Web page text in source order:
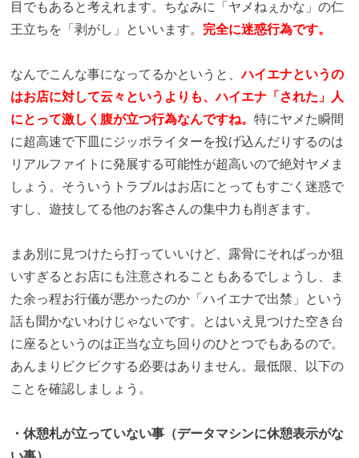
目でもあると考えれます。ちなみに「ヤメねぇかな」の仁
王立ちを「剥がし」といいます。 完全に迷惑行為です。
なんでこんな事になってるかというと、ハイエナというの
はお店に対して云々というよりも、ハイエナ「された」人
にとって激しく腹が立つ行為なんですね。特にヤメた瞬間
に超高速で下皿にジッポライターを投げ込んだりするのは
リアルファイトに発展する可能性が超高いので絶対ヤメま
しょう。そういうトラブルはお店にとってもすごく迷惑で
すし、遊技してる他のお客さんの集中力も削ぎます。
まあ別に見つけたら打っていいけど、露骨にそればっか狙
いすぎるとお店にも注意されることもあるでしょうし、ま
た余っ程お行儀が悪かったのか「ハイエナで出禁」という
話も聞かないわけじゃないです。とはいえ見つけた空き台
に座るというのは正当な立ち回りのひとつでもあるので。
あんまりビクビクする必要はありません。最低限、以下の
ことを確認しましょう。
・休憩札が立っていない事（データマシンに休憩表示がな